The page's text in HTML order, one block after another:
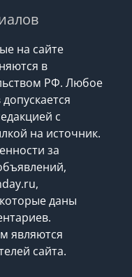
на сайте
в
РФ. Любое
с
на источник.
за
даны
являются
сайта.